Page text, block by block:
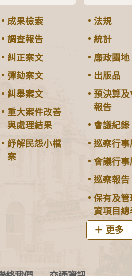
成果檢索
調查報告
糾正案文
彈劾案文
糾舉案文
重大案件改善
與處理結果
紓解民怨小檔
案
法規
統計
廉政園地
出版品
預決算及
報告
會議紀錄
巡察行事
會議行事
巡察報告
保有及管
資項目總
更多